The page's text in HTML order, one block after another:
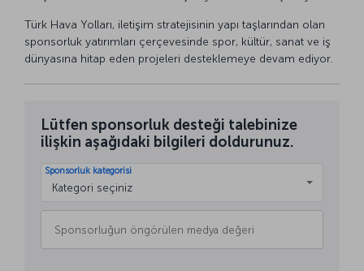
Türk Hava Yolları, iletişim stratejisinin yapı taşlarından olan
sponsorluk yatırımları çerçevesinde spor, kültür, sanat ve iş
dünyasına hitap eden projeleri desteklemeye devam ediyor.
Lütfen sponsorluk desteği talebinize
ilişkin aşağıdaki bilgileri doldurunuz.
Sponsorluk kategorisi
Kategori seçiniz